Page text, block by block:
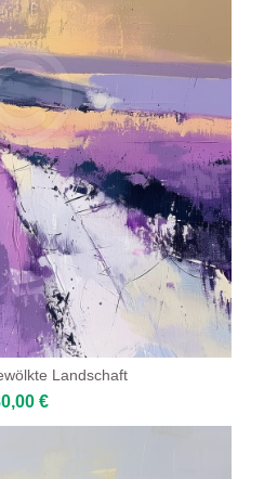
Landschaft
€